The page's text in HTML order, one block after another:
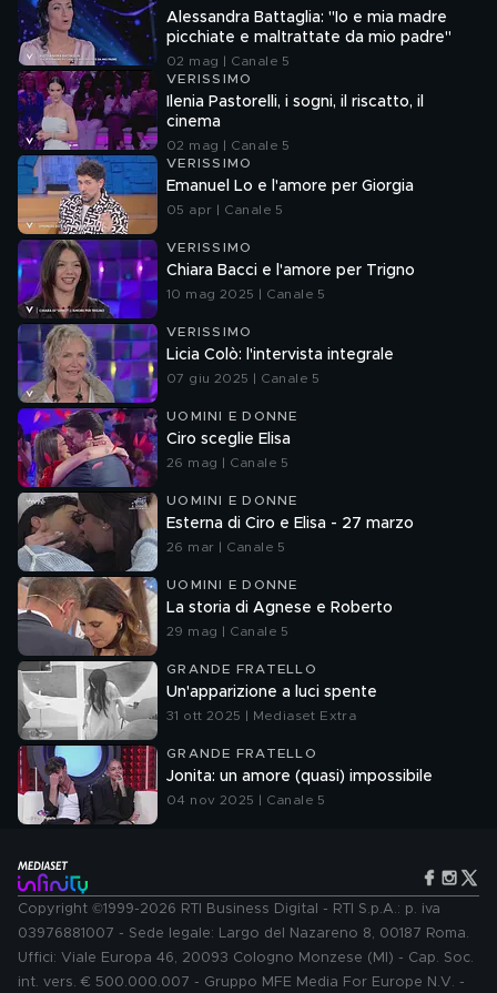
Alessandra Battaglia: "Io e mia madre
picchiate e maltrattate da mio padre"
02 mag | Canale 5
VERISSIMO
Ilenia Pastorelli, i sogni, il riscatto, il
cinema
02 mag | Canale 5
VERISSIMO
Emanuel Lo e l'amore per Giorgia
05 apr | Canale 5
VERISSIMO
Chiara Bacci e l'amore per Trigno
10 mag 2025 | Canale 5
VERISSIMO
Licia Colò: l'intervista integrale
07 giu 2025 | Canale 5
UOMINI E DONNE
Ciro sceglie Elisa
26 mag | Canale 5
UOMINI E DONNE
Esterna di Ciro e Elisa - 27 marzo
26 mar | Canale 5
UOMINI E DONNE
La storia di Agnese e Roberto
29 mag | Canale 5
GRANDE FRATELLO
Un'apparizione a luci spente
31 ott 2025 | Mediaset Extra
GRANDE FRATELLO
Jonita: un amore (quasi) impossibile
04 nov 2025 | Canale 5
Copyright ©1999-2026 RTI Business Digital - RTI S.p.A.: p. iva
03976881007 - Sede legale: Largo del Nazareno 8, 00187 Roma.
Uffici: Viale Europa 46, 20093 Cologno Monzese (MI) - Cap. Soc.
int. vers. € 500.000.007 - Gruppo MFE Media For Europe N.V. -